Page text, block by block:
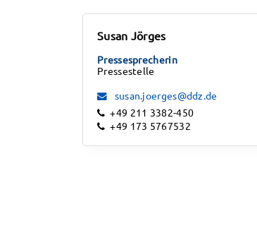
Susan Jörges
Pressesprecherin
Pressestelle
susan.joerges@ddz.de
+49 211 3382-450
+49 173 5767532